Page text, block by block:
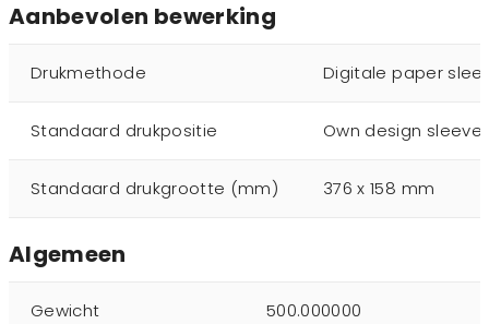
Aanbevolen bewerking
Drukmethode Digitale paper
Standaard drukpositie Own design sleeve
Standaard drukgrootte (mm) 376 x 158 mm
Algemeen
Gewicht 500.000000